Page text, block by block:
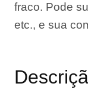
fraco. Pode
etc., e sua